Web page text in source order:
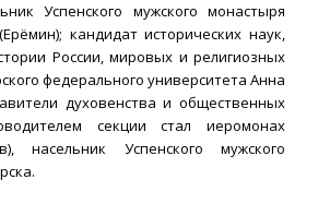
Успенского мужского монастыря
кандидат исторических наук,
России, мировых и религиозных
федерального университета Анна
духовенства и общественных
секции стал иеромонах
насельник Успенского мужского